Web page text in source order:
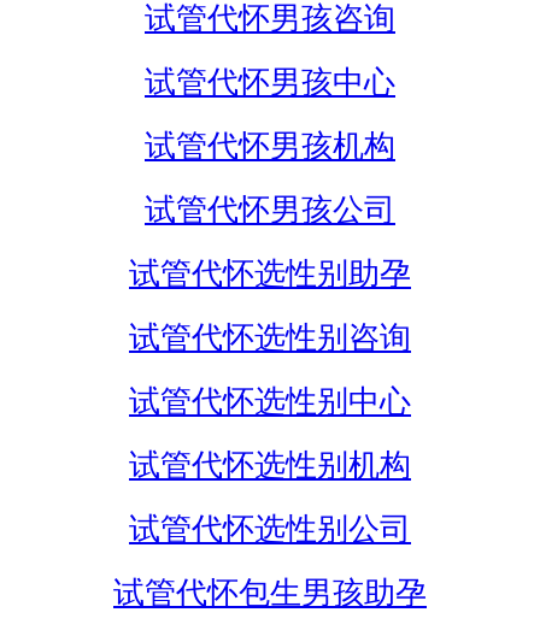
试管代怀男孩咨询
试管代怀男孩中心
试管代怀男孩机构
试管代怀男孩公司
试管代怀选性别助孕
试管代怀选性别咨询
试管代怀选性别中心
试管代怀选性别机构
试管代怀选性别公司
试管代怀包生男孩助孕